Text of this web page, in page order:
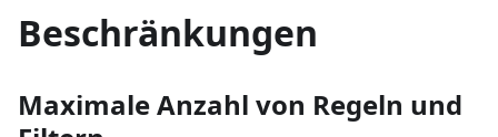
Beschränkungen
Maximale Anzahl von Regeln und